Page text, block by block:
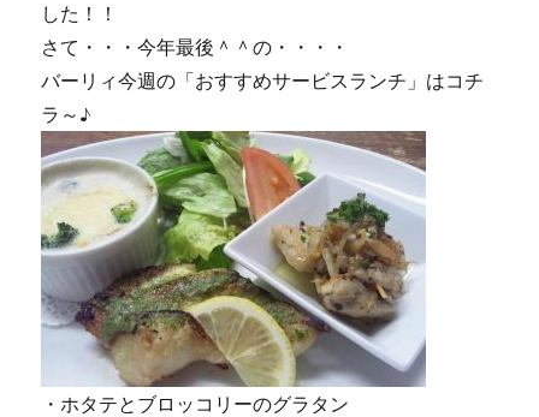
した！！
さて・・・今年最後＾＾の・・・・
バーリィ今週の「おすすめサービスランチ」はコチ
ラ～♪
・ホタテとブロッコリーのグラタン